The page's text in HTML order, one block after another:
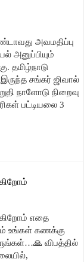
அவமதிப்பு
அனுப்பியும்
தமிழ்நாடு
இருந்த சங்கர் ஜிவால்
நாளோடு நிறைவு
பட்டியலை 3
எதை
உங்கள் கணக்கு
விபத்தில்